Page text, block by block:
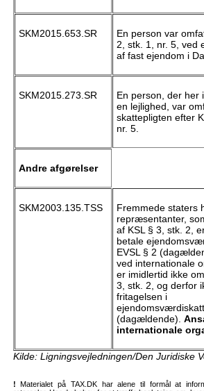
SKM2015.653.SR
En person var
2, stk. 1, nr. 5, ved
af fast ejendom i
SKM2015.273.SR
En person, der her
en lejlighed, var
skattepligten efter
nr. 5.
Andre afgørelser
SKM2003.135.TSS
Fremmede staters
repræsentanter,
af KSL § 3, stk. 2,
betale
EVSL § 2
ved internationale
er imidlertid ikke
3, stk. 2, og derfor
fritagelsen i
(dagældende).
internationale
Kilde: Ligningsvejledningen/Den Juridiske
! Materialet på TAX.DK har alene til formål at